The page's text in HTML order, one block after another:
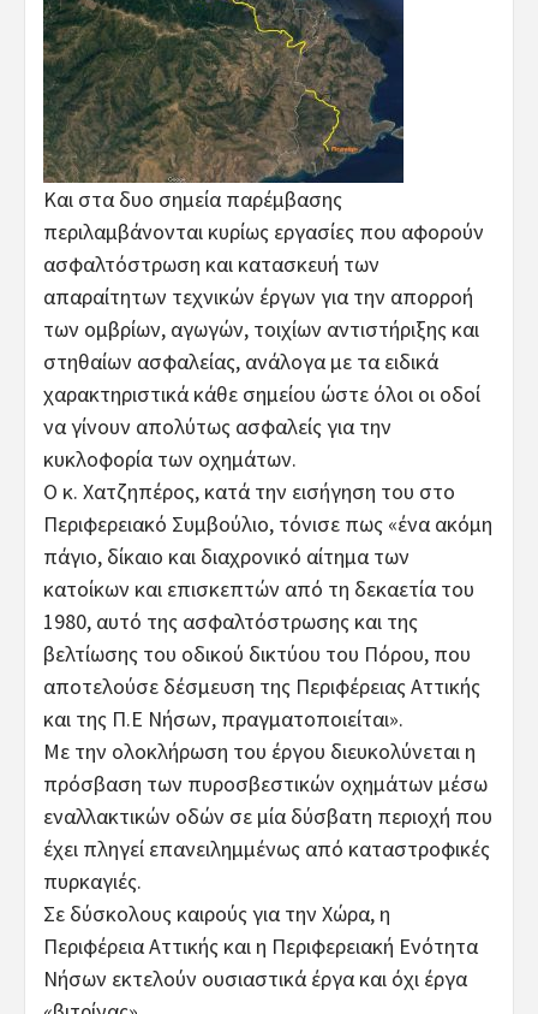
Και στα δυο σημεία παρέμβασης
περιλαμβάνονται κυρίως εργασίες που αφορούν
ασφαλτόστρωση και κατασκευή των
απαραίτητων τεχνικών έργων για την απορροή
των ομβρίων, αγωγών, τοιχίων αντιστήριξης και
στηθαίων ασφαλείας, ανάλογα με τα ειδικά
χαρακτηριστικά κάθε σημείου ώστε όλοι οι οδοί
να γίνουν απολύτως ασφαλείς για την
κυκλοφορία των οχημάτων.
Ο κ. Χατζηπέρος, κατά την εισήγηση του στο
Περιφερειακό Συμβούλιο, τόνισε πως «ένα ακόμη
πάγιο, δίκαιο και διαχρονικό αίτημα των
κατοίκων και επισκεπτών από τη δεκαετία του
1980, αυτό της ασφαλτόστρωσης και της
βελτίωσης του οδικού δικτύου του Πόρου, που
αποτελούσε δέσμευση της Περιφέρειας Αττικής
και της Π.Ε Νήσων, πραγματοποιείται».
Με την ολοκλήρωση του έργου διευκολύνεται η
πρόσβαση των πυροσβεστικών οχημάτων μέσω
εναλλακτικών οδών σε μία δύσβατη περιοχή που
έχει πληγεί επανειλημμένως από καταστροφικές
πυρκαγιές.
Σε δύσκολους καιρούς για την Χώρα, η
Περιφέρεια Αττικής και η Περιφερειακή Ενότητα
Νήσων εκτελούν ουσιαστικά έργα και όχι έργα